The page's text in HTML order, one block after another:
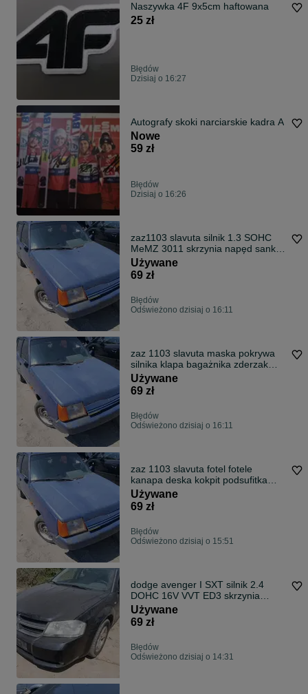
Naszywka 4F 9x5cm haftowana
25 zł
Błędów
Dzisiaj o 16:27
Autografy skoki narciarskie kadra A
Nowe
59 zł
Błędów
Dzisiaj o 16:26
zaz1103 slavuta silnik 1.3 SOHC
MeMZ 3011 skrzynia napęd sanki
belka wahacz wahacze zacisk
zaciski
Używane
69 zł
Błędów
Odświeżono dzisiaj o 16:11
zaz 1103 slavuta maska pokrywa
silnika klapa bagażnika zderzak
lampa reflektor pas przedni stop
Używane
69 zł
Błędów
Odświeżono dzisiaj o 16:11
zaz 1103 slavuta fotel fotele
kanapa deska kokpit podsufitka
boczek boczki klamka podłokietnik
licznik
Używane
69 zł
Błędów
Odświeżono dzisiaj o 15:51
dodge avenger I SXT silnik 2.4
DOHC 16V VVT ED3 skrzynia
21DFF napęd sanki belka wahacz
wahacze
Używane
69 zł
Błędów
Odświeżono dzisiaj o 14:31